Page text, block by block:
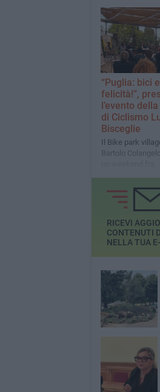
“Puglia: bici
felicità!”,
l’evento
di Ciclismo
Bisceglie
Il Bike park
Bartolo
inclusione i
ottobre
RICEVI
CONTENUTI
NELLA TUA